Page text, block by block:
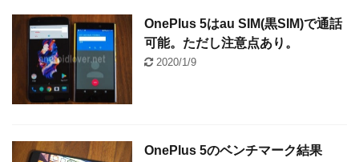
OnePlus 5はau SIM(黒SIM)で通話
可能。ただし注意点あり。
2020/1/9
OnePlus 5のベンチマーク結果